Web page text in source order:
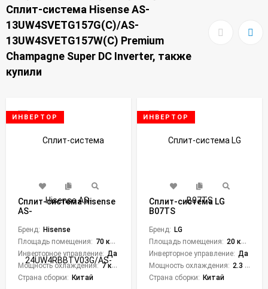
Сплит-система Hisense AS-
13UW4SVETG157G(С)/AS-
13UW4SVETG157W(С) Premium
Champagne Super DC Inverter, также
купили
ИНВЕРТОР
Сплит-система Hisense
AS-
24UW4RBBTV03W Expert
Pro Super DC Inverter
Бренд: Hisense
Площадь помещения: 70 кв. м.
Инверторное управление: Да
Мощность охлаждения: 7 кВт
Страна сборки: Китай
ИНВЕРТОР
Сплит-система LG
B07TS
Бренд: LG
Площадь помещения: 20 кв. м.
Инверторное управление: Да
Мощность охлаждения: 2.3 кВт
Страна сборки: Китай